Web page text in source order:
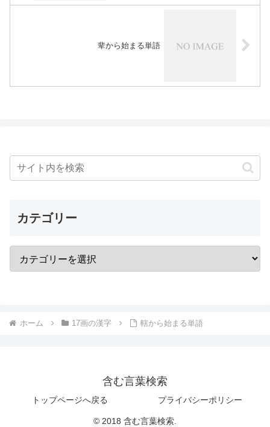
辈から始まる単語
カテゴリー
ホーム 17画の漢字 轄から始まる単語
含む言葉検索
トップページへ戻る プライバシーポリシー
© 2018 含む言葉検索.